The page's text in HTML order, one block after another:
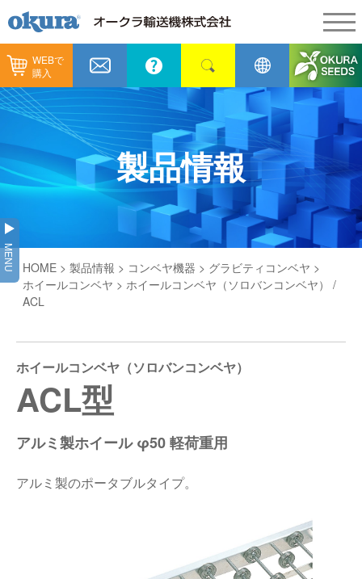
WEBで
購入
製品情報
製品情報
コンベヤ機器
コンベヤ機器を探す
コンベヤ機器の技術情報
ヒント集
GTPシステム
仕分けシステム
納入事例
納入事例
全業種
物流
飲料
食品
メンテナンス
カタログ／CAD
会社情報
会社概要
事業所一覧
オークラグループ
採用情報
オークラミュージアム
新着情報
生産終了品
物流用語集
製品情報
MENU HOME > 製品情報 > コンベヤ機器 > グラビティコンベヤ >
ホイールコンベヤ > ホイールコンベヤ（ソロバンコンベヤ） /
ACL
ホイールコンベヤ（ソロバンコンベヤ）
ACL型
アルミ製ホイール φ50 軽荷重用
アルミ製のポータブルタイプ。